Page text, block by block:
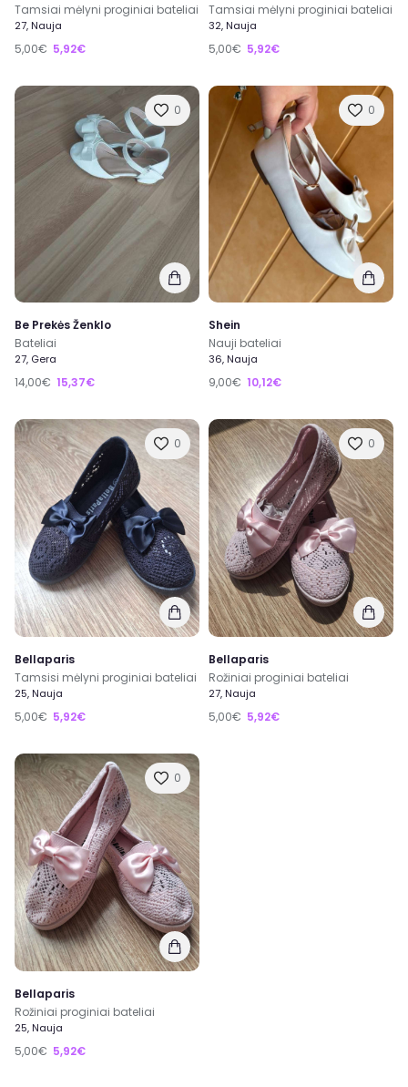
Tamsiai mėlyni proginiai bateliai
27, Nauja
5,00€ 5,92€
Tamsiai mėlyni proginiai bateliai
32, Nauja
5,00€ 5,92€
0
Be Prekės Ženklo
Bateliai
27, Gera
14,00€ 15,37€
0
Shein
Nauji bateliai
36, Nauja
9,00€ 10,12€
0
Bellaparis
Tamsisi mėlyni proginiai bateliai
25, Nauja
5,00€ 5,92€
0
Bellaparis
Rožiniai proginiai bateliai
27, Nauja
5,00€ 5,92€
0
Bellaparis
Rožiniai proginiai bateliai
25, Nauja
5,00€ 5,92€